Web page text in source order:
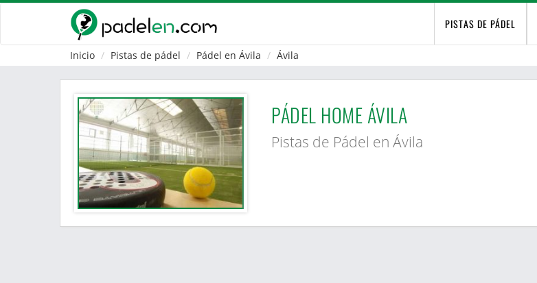
PISTAS DE PÁDEL
Inicio Pistas de pádel Pádel en Ávila Ávila
PÁDEL HOME ÁVILA
Pistas de Pádel en Ávila